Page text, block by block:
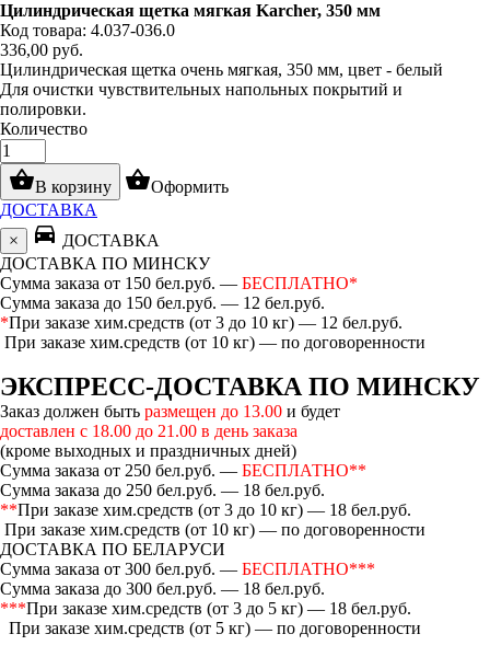
Цилиндрическая щетка мягкая Karcher, 350 мм
Код товара: 4.037-036.0
336,00 руб.
Цилиндрическая щетка очень мягкая, 350 мм, цвет - белый
Для очистки чувствительных напольных покрытий и
полировки.
Количество
shopping_basketВ корзину shopping_basketОформить
ДОСТАВКА
×
directions_car ДОСТАВКА
ДОСТАВКА ПО МИНСКУ
Сумма заказа от 150 бел.руб. — БЕСПЛАТНО*
Сумма заказа до 150 бел.руб. — 12 бел.руб.
*При заказе хим.средств (от 3 до 10 кг) — 12 бел.руб.
При заказе хим.средств (от 10 кг) — по договоренности
ЭКСПРЕСС-ДОСТАВКА ПО МИНСКУ
Заказ должен быть размещен до 13.00 и будет
доставлен с 18.00 до 21.00 в день заказа
(кроме выходных и праздничных дней)
Сумма заказа от 250 бел.руб. — БЕСПЛАТНО**
Сумма заказа до 250 бел.руб. — 18 бел.руб.
**При заказе хим.средств (от 3 до 10 кг) — 18 бел.руб.
При заказе хим.средств (от 10 кг) — по договоренности
ДОСТАВКА ПО БЕЛАРУСИ
Сумма заказа от 300 бел.руб. — БЕСПЛАТНО***
Сумма заказа до 300 бел.руб. — 18 бел.руб.
***При заказе хим.средств (от 3 до 5 кг) — 18 бел.руб.
При заказе хим.средств (от 5 кг) — по договоренности